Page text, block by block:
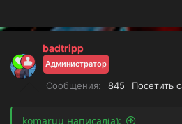
badtripp
Администратор
Сообщения 845 Посетить
komaruu написал(а):